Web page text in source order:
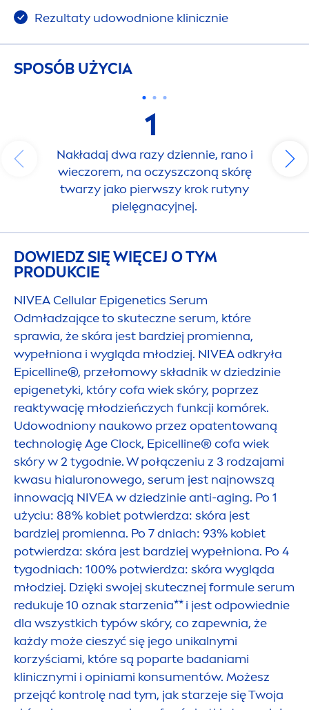
Rezultaty udowodnione klinicznie
SPOSÓB UŻYCIA
1
Nakładaj dwa razy dziennie, rano i
wieczorem, na oczyszczoną skórę
twarzy jako pierwszy krok rutyny
pielęgnacyjnej.
DOWIEDZ SIĘ WIĘCEJ O TYM
PRODUKCIE
NIVEA Cellular Epigenetics Serum
Odmładzające to skuteczne serum, które
sprawia, że skóra jest bardziej promienna,
wypełniona i wygląda młodziej. NIVEAodkryła
Epicelline®, przełomowy składnik w dziedzinie
epigenetyki, który cofa wiek skóry, poprzez
reaktywację młodzieńczych funkcji komórek.
Udowodniony naukowo przez opatentowaną
technologię Age Clock, Epicelline® cofa wiek
skóry w 2 tygodnie. W połączeniu z 3 rodzajami
kwasu hialuronowego, serum jest najnowszą
innowacją NIVEAw dziedzinie anti-aging. Po 1
użyciu: 88% kobiet potwierdza: skóra jest
bardziej promienna. Po 7 dniach: 93% kobiet
potwierdza: skóra jest bardziej wypełniona. Po 4
tygodniach: 100% potwierdza: skóra wygląda
młodziej. Dzięki swojej skutecznej formule serum
redukuje 10 oznak starzenia** i jest odpowiednie
dla wszystkich typów skóry, co zapewnia, że
każdy może cieszyć się jego unikalnymi
korzyściami, które są poparte badaniami
klinicznymi i opiniami konsumentów. Możesz
przejąć kontrolę nad tym, jak starzeje się Twoja